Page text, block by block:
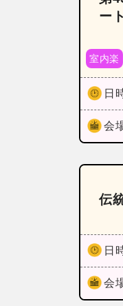
ー
室内楽
日
会
伝
日
会